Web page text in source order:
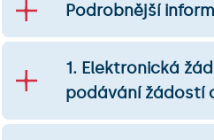
Podrobnější
1. Elektronická
podávání žádostí